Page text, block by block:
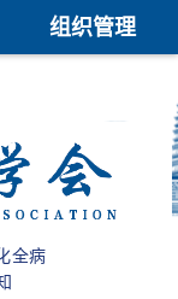
组织管理
公开
全病